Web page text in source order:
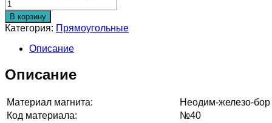
В корзину
Категория: Прямоугольные
Описание
Описание
Материал магнита:
Неодим-железо-
Код материала:
№40